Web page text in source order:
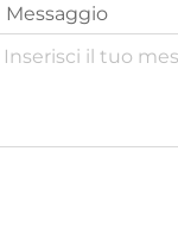
Messaggio